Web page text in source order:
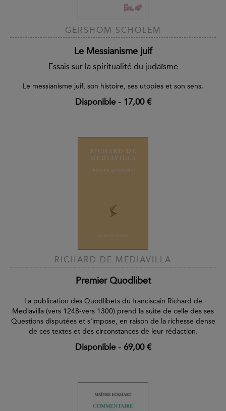
GERSHOM SCHOLEM
Le Messianisme juif
Essais sur la spiritualité du judaïsme
Le messianisme juif, son histoire, ses utopies et son sens.
Disponible- 17,00 €
RICHARD DE MEDIAVILLA
Premier Quodlibet
La publication des Quodlibets du franciscain Richard de
Mediavilla (vers 1248-vers 1300) prend la suite de celle des ses
Questions disputées et s'impose, en raison de la richesse dense
de ces textes et des circonstances de leur rédaction.
Disponible- 69,00 €